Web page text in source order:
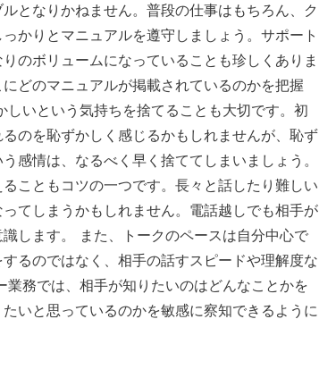
となりかねません。普段の仕事はもちろん、ク
かりとマニュアルを遵守しましょう。サポート
のボリュームになっていることも珍しくありま
どのマニュアルが掲載されているのかを把握
いという気持ちを捨てることも大切です。初
のを恥ずかしく感じるかもしれませんが、恥ず
感情は、なるべく早く捨ててしまいましょう。
こともコツの一つです。長々と話したり難しい
てしまうかもしれません。電話越しでも相手が
します。 また、トークのペースは自分中心で
るのではなく、相手の話すスピードや理解度な
務では、相手が知りたいのはどんなことかを
いと思っているのかを敏感に察知できるように